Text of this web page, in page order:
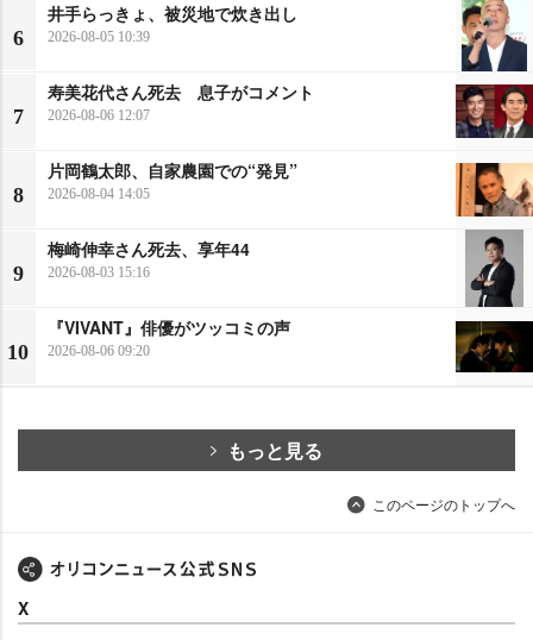
6
井手らっきょ、被災地で炊き出し
2026-08-05 10:39
7
寿美花代さん死去 息子がコメント
2026-08-06 12:07
8
片岡鶴太郎、自家農園での“発見”
2026-08-04 14:05
9
梅崎伸幸さん死去、享年44
2026-08-03 15:16
10
『VIVANT』俳優がツッコミの声
2026-08-06 09:20
もっと見る
このページのトップへ
X